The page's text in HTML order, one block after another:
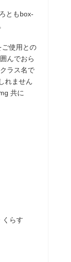
ともbox-
ご使用との
んでおら
ラス名で
れません
共に
くらす